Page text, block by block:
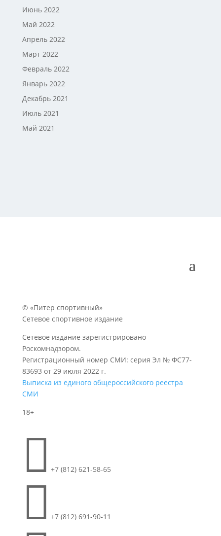
Июнь 2022
Май 2022
Апрель 2022
Март 2022
Февраль 2022
Январь 2022
Декабрь 2021
Июль 2021
Май 2021
© «Питер спортивный»
Сетевое спортивное издание
Сетевое издание зарегистрировано
Роскомнадзором.
Регистрационный номер СМИ: серия Эл № ФС77-
83693 от 29 июля 2022 г.
Выписка из единого общероссийского реестра
СМИ
18+
 +7 (812) 621-58-65
 +7 (812) 691-90-11